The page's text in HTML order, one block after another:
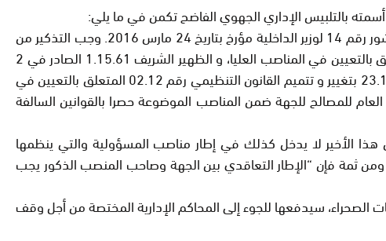
بالتلبيس الإداري الجهوي الفاضح تكمن في ما يلي:
القرار رقم 05 بتاريخ 13 ماي 2016 لرئيس الجهة يشير إلى كون منصب التباري من المناصب العليا، و قد بني في ذلك على المنشور رقم 14 لوزير الداخلية مؤرخ بتاريخ 24 مارس 2016. وجب التذكير من
جهة أن المناصب العليا يؤطرها الظهير الشريف 1.12.20 الصادر في 17 يوليو2012 بتنفيذ القانون التنظيمي رقم 02.12 المتعلق بالتعيين في المناصب العليا، و الظهير الشريف 1.15.61 الصادر في 2
يونيو 2015 بتغيير و تتميم القانون التنظيمي رقم 02.12 المتعلق بالتعيين في المناصب العليا، و كذا القانون التنظيمي رقم 23.16 بتغيير و تتميم القانون التنظيمي رقم 02.12 المتعلق بالتعيين في
العامة الأربعاء 20 يوليوز2016 ، و لا وجود لمنصب المدير العام للمصالح للجهة ضمن المناصب الموضوعة حصرا بالقوانين السالفة
الأخير لا يدخل كذلك في إطار مناصب المسؤولية والتي ينظمها
العمومية”. ومن ثمة فإن “الإطار التعاقدي بين الجهة وصاحب المنصب الذكور يجب
الصحراء، سيدفعها للجوء إلى المحاكم الإدارية المختصة من أجل وقف